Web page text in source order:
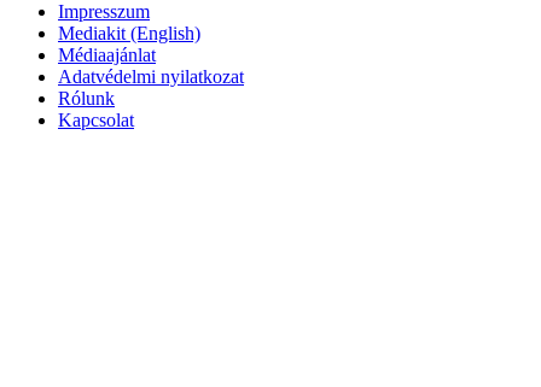
Impresszum
Mediakit (English)
Médiaajánlat
Adatvédelmi nyilatkozat
Rólunk
Kapcsolat